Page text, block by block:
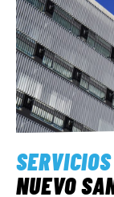
NUEVO